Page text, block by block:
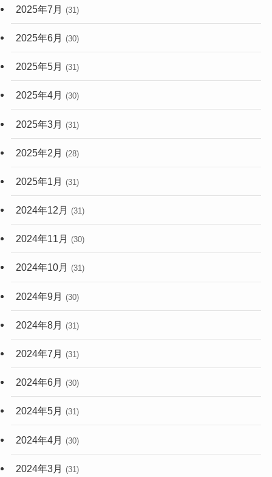
2025年7月 (31)
2025年6月 (30)
2025年5月 (31)
2025年4月 (30)
2025年3月 (31)
2025年2月 (28)
2025年1月 (31)
2024年12月 (31)
2024年11月 (30)
2024年10月 (31)
2024年9月 (30)
2024年8月 (31)
2024年7月 (31)
2024年6月 (30)
2024年5月 (31)
2024年4月 (30)
2024年3月 (31)